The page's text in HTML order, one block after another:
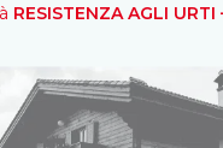
RESISTENZA AGLI